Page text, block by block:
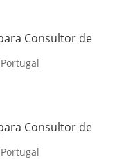
Consultor de
Consultor de